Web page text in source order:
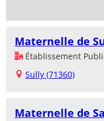
Maternelle de
Établissement
Sully (71360)
Maternelle de